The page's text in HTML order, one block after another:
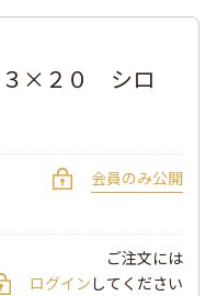
３×２０ シロ
会員のみ公開
ご注文には
ログイン してください